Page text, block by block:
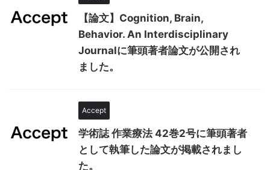
【論文】Cognition, Brain,
Behavior. An Interdisciplinary
Journalに筆頭著者論文が公開され
ました。
Accept
学術誌 作業療法 42巻2号に筆頭著者
として執筆した論文が掲載されまし
た。